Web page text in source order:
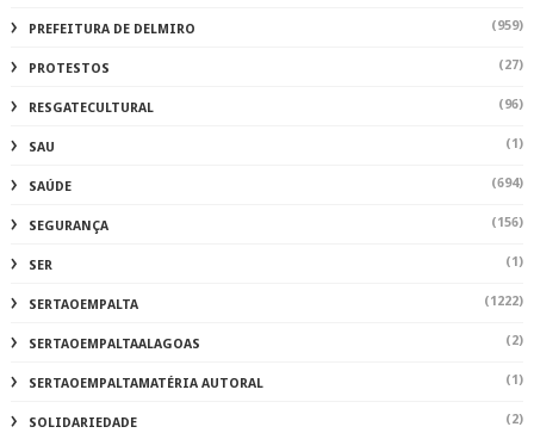
PREFEITURA DE DELMIRO (959)
PROTESTOS (27)
RESGATECULTURAL (96)
SAU (1)
SAÚDE (694)
SEGURANÇA (156)
SER (1)
SERTAOEMPALTA (1222)
SERTAOEMPALTAALAGOAS (2)
SERTAOEMPALTAMATÉRIA AUTORAL (1)
SOLIDARIEDADE (2)